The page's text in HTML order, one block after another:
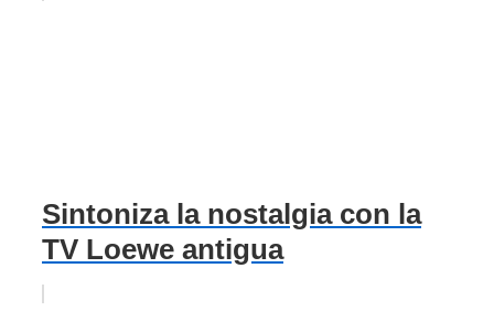
Sintoniza la nostalgia con la
TV Loewe antigua